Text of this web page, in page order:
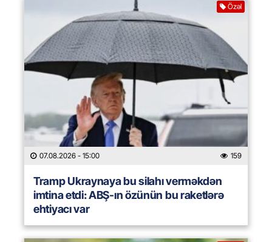
Özəl
07.08.2026 - 15:00 159
Tramp Ukraynaya bu silahı verməkdən
imtina etdi: ABŞ-ın özünün bu raketlərə
ehtiyacı var